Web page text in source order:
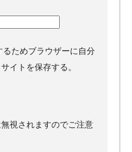
ためブラウザーに自分
イトを保存する。
視されますのでご注意